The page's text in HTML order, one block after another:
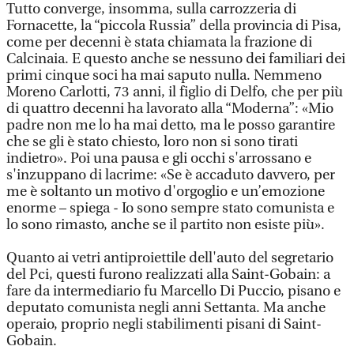
Tutto converge, insomma, sulla carrozzeria di
Fornacette, la “piccola Russia” della provincia di Pisa,
come per decenni è stata chiamata la frazione di
Calcinaia. E questo anche se nessuno dei familiari dei
primi cinque soci ha mai saputo nulla. Nemmeno
Moreno Carlotti, 73 anni, il figlio di Delfo, che per più
di quattro decenni ha lavorato alla “Moderna”: «Mio
padre non me lo ha mai detto, ma le posso garantire
che se gli è stato chiesto, loro non si sono tirati
indietro». Poi una pausa e gli occhi s'arrossano e
s'inzuppano di lacrime: «Se è accaduto davvero, per
me è soltanto un motivo d'orgoglio e un’emozione
enorme – spiega - Io sono sempre stato comunista e
lo sono rimasto, anche se il partito non esiste più».
Quanto ai vetri antiproiettile dell'auto del segretario
del Pci, questi furono realizzati alla Saint-Gobain: a
fare da intermediario fu Marcello Di Puccio, pisano e
deputato comunista negli anni Settanta. Ma anche
operaio, proprio negli stabilimenti pisani di Saint-
Gobain.